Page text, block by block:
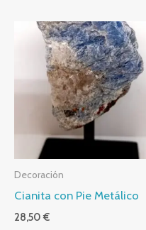
Decoración
Cianita con Pie Metálico
28,50€